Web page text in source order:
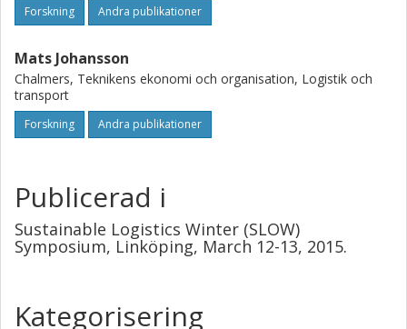
Forskning Andra publikationer
Mats Johansson
Chalmers, Teknikens ekonomi och organisation, Logistik och
transport
Forskning Andra publikationer
Publicerad i
Sustainable Logistics Winter (SLOW)
Symposium, Linköping, March 12-13, 2015.
Kategorisering